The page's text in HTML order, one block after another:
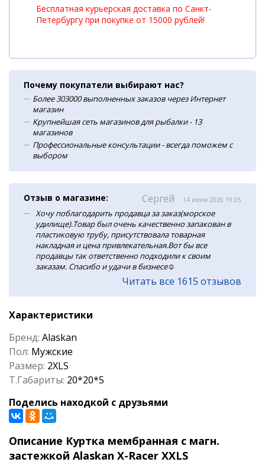
Бесплатная курьерская доставка по Санкт-
Петербургу при покупке от 15000 рублей!
Почему покупатели выбирают нас?
Более 303000 выполненных заказов через Интернет
магазин
Крупнейшая сеть магазинов для рыбалки - 13
магазинов
Профессиональные консультации - всегда поможем с
выбором
Отзыв о магазине: Сергей 14 июня 2026 19:05
Хочу поблагодарить продавца за заказ(морское
удилище).Товар был очень качественно запакован в
пластиковую трубу, присутствовала товарная
накладная и цена привлекательная.Вот бы все
продавцы так ответственно подходили к своим
заказам. Спасибо и удачи в бизнесе☺️
Читать все 1615 отзывов
Характеристики
Бренд: Alaskan
Пол: Мужские
Размер: 2XLS
Т.Габариты: 20*20*5
Поделись находкой с друзьями
Описание Куртка мембранная с магн.
застежкой Alaskan X-Racer XXLS